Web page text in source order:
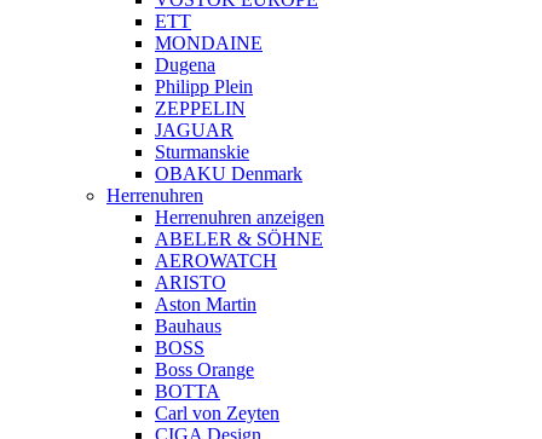
ETT
MONDAINE
Dugena
Philipp Plein
ZEPPELIN
JAGUAR
Sturmanskie
OBAKU Denmark
Herrenuhren
Herrenuhren anzeigen
ABELER & SÖHNE
AEROWATCH
ARISTO
Aston Martin
Bauhaus
BOSS
Boss Orange
BOTTA
Carl von Zeyten
CIGA Design